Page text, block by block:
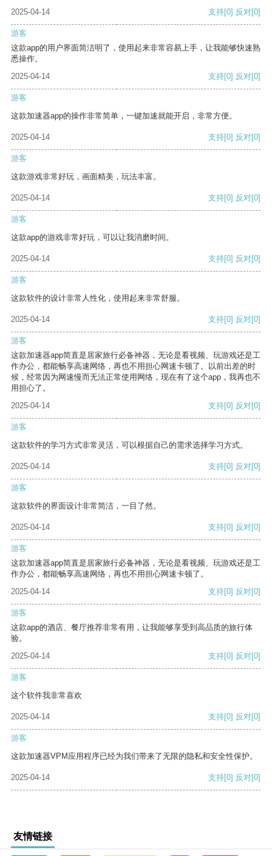
2025-04-14
支持[0] 反对[0]
游客
这款app的用户界面简洁明了，使用起来非常容易上手，让我能够快速熟
悉操作。
2025-04-14
支持[0] 反对[0]
游客
这款加速器app的操作非常简单，一键加速就能开启，非常方便。
2025-04-14 支持[0] 反对[0]
游客
这款游戏非常好玩，画面精美，玩法丰富。
2025-04-14 支持[0] 反对[0]
游客
这款app的游戏非常好玩，可以让我消磨时间。
2025-04-14 支持[0] 反对[0]
游客
这款软件的设计非常人性化，使用起来非常舒服。
2025-04-14 支持[0] 反对[0]
游客
这款加速器app简直是居家旅行必备神器，无论是看视频、玩游戏还是工
作办公，都能畅享高速网络，再也不用担心网速卡顿了。以前出差的时
候，经常因为网速慢而无法正常使用网络，现在有了这个app，我再也不
用担心了。
2025-04-14
支持[0] 反对[0]
游客
这款软件的学习方式非常灵活，可以根据自己的需求选择学习方式。
2025-04-14 支持[0] 反对[0]
游客
这款软件的界面设计非常简洁，一目了然。
2025-04-14 支持[0] 反对[0]
游客
这款加速器app简直是居家旅行必备神器，无论是看视频、玩游戏还是工
作办公，都能畅享高速网络，再也不用担心网速卡顿了。
2025-04-14
支持[0] 反对[0]
游客
这款app的酒店、餐厅推荐非常有用，让我能够享受到高品质的旅行体
验。
2025-04-14
支持[0] 反对[0]
游客
这个软件我非常喜欢
2025-04-14 支持[0] 反对[0]
游客
这款加速器VPM应用程序已经为我们带来了无限的隐私和安全性保护。
2025-04-14 支持[0] 反对[0]
友情链接